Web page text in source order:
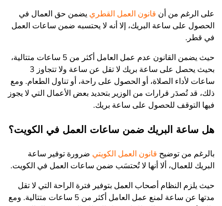
على الرغم من أن قانون العمل القطري يضمن حق العمال في
الحصول على ساعة البريك، إلا أنه لا يحتسبه ضمن ساعات العمل
في قطر.
حيث يضمن القانون عدم عمل العامل أكثر من 5 ساعات متتالية،
بحيث يحصل على ساعة بريك لا تقل عن ساعة ولا تتجاوز 3
ساعات لأداء الصلاة، أو الحصول على راحة، أو تناول الطعام. ومع
ذلك، قد تُصدَر قرارات من الوزير بتحديد بعض الأعمال التي لا يجوز
فيها التوقف للحصول على ساعة بريك.
هل ساعة البريك ضمن ساعات العمل في الكويت؟
بالرغم من توضيح قانون العمل الكويتي ضرورة توفير ساعة
البريك للعمال، ألا أنها لا تُحتسَب ضمن ساعات العمل في الكويت.
حيث يلزم النظام أصحاب العمل بتوفير فترة الراحة التي لا تقل
مدتها عن ساعة لمنع عمل العامل أكثر من 5 ساعات متتالية. ومع